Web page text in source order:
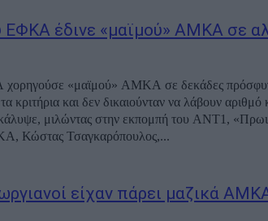
ΕΦΚΑ έδινε «μαϊμού» ΑΜΚΑ σε
«μαϊμού» ΑΜΚΑ σε δεκάδες
κριτήρια και δεν δικαιούνταν να λάβουν αριθμό
Κώστας Τσαγκαρόπουλος,...
είχαν πάρει μαζικά